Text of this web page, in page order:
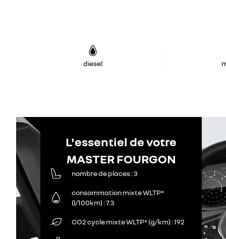
diesel
L'essentiel de votre
MASTER FOURGON
nombre de places 3
consommation mixte WLTP*
(l/100km) 7.3
CO2 cycle mixte WLTP* (g/km) 192